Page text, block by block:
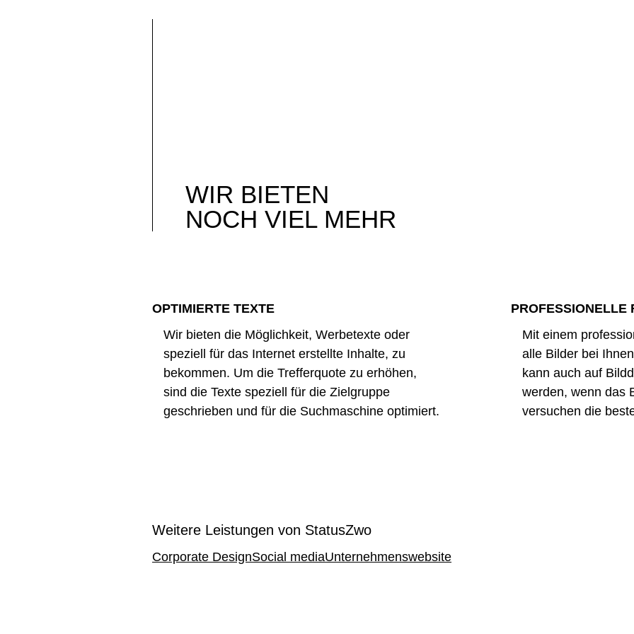
WIR BIETEN
NOCH VIEL MEHR
OPTIMIERTE TEXTE
Wir bieten die Möglichkeit, Werbetexte oder
speziell für das Internet erstellte Inhalte, zu
bekommen. Um die Trefferquote zu erhöhen,
sind die Texte speziell für die Zielgruppe
geschrieben und für die Suchmaschine optimiert.
PROFESSIONELLE
Mit einem
alle Bilder bei
kann auch auf
werden, wenn das
versuchen die
Weitere Leistungen von StatusZwo
Corporate DesignSocial mediaUnternehmenswebsite